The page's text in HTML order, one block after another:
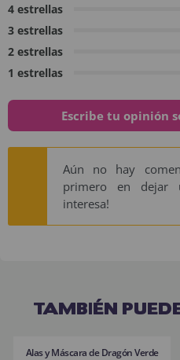
4 estrellas
3 estrellas
2 estrellas
1 estrellas
Escribe tu opinión
Aún no hay
primero en dejar
interesa!
TAMBIÉN
Alas y Máscara de Dragón Verde